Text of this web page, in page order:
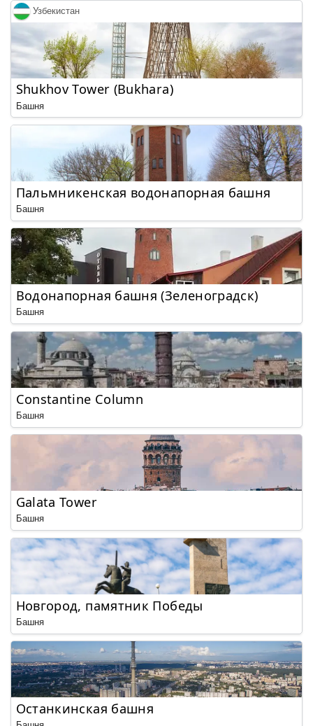
Узбекистан
Shukhov Tower (Bukhara)
Башня
Пальмникенская водонапорная башня
Башня
Водонапорная башня (Зеленоградск)
Башня
Constantine Column
Башня
Galata Tower
Башня
Новгород, памятник Победы
Башня
Останкинская башня